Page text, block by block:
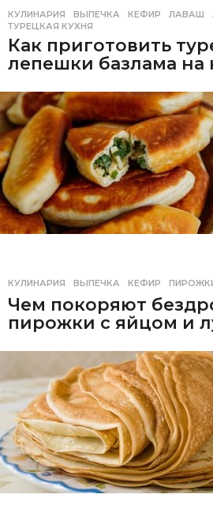
КУЛИНАРИЯ ВЫПЕЧКА ,КЕФИР ,ЛАВАШ
ТУРЕЦКАЯ КУХНЯ
Как приготовить
лепешки базлама на
КУЛИНАРИЯ ВЫПЕЧКА ,КЕФИР ,
Чем покоряют
пирожки с яйцом и